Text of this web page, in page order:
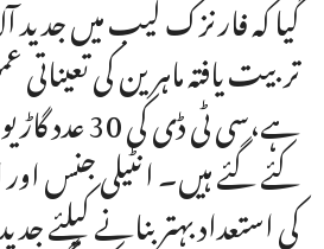
گیا کہ فارنزک لیب میں جدید
تربیت یافتہ ماہرین کی
ہے،سی ٹی
کئے گئے ہیں۔ انٹیلی جنس
کی استعداد بہتر بنانے کیلئے